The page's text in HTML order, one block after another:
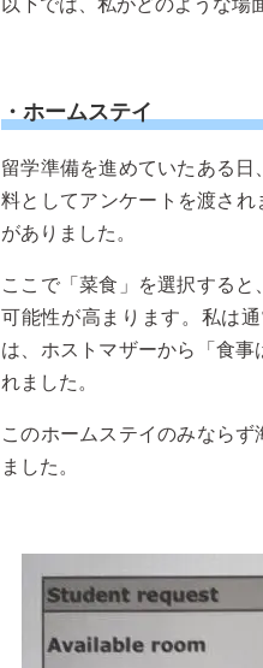
以下では、私がどのような場
・ホームステイ
留学準備を進めていたある
料としてアンケートを渡さ
がありました。
ここで「菜食」を選択する
可能性が高まります。私は
は、ホストマザーから「食
れました。
このホームステイのみなら
ました。